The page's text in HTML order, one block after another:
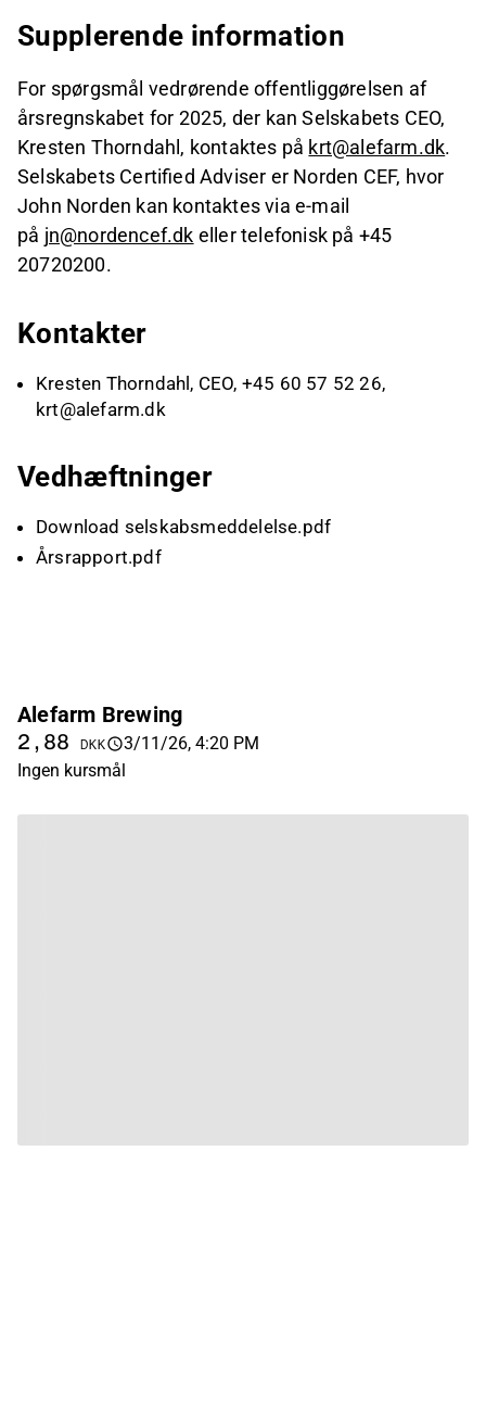
Supplerende information
For spørgsmål vedrørende offentliggørelsen af
årsregnskabet for 2025, der kan Selskabets CEO,
Kresten Thorndahl, kontaktes på krt@alefarm.dk.
Selskabets Certified Adviser er Norden CEF, hvor
John Norden kan kontaktes via e-mail
på jn@nordencef.dk eller telefonisk på +45
20720200.
Kontakter
Kresten Thorndahl, CEO, +45 60 57 52 26,
krt@alefarm.dk
Vedhæftninger
Download selskabsmeddelelse.pdf
Årsrapport.pdf
Alefarm Brewing
2,88 DKK
3/11/26, 4:20 PM
Ingen kursmål